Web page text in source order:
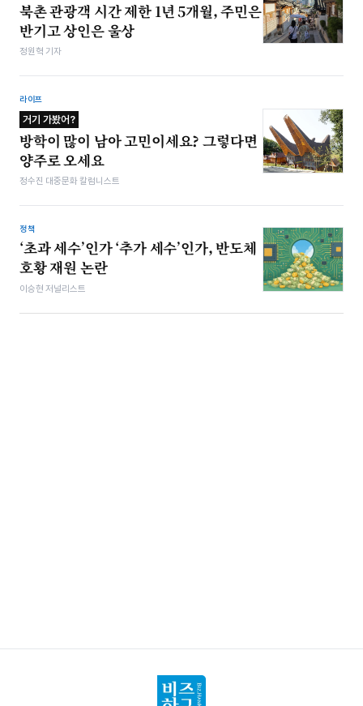
북촌 관광객 시간 제한 1년 5개월, 주민은
반기고 상인은 울상
정원혁 기자
라이프
거기 가봤어?
방학이 많이 남아 고민이세요? 그렇다면
양주로 오세요
정수진 대중문화 칼럼니스트
정책
‘초과 세수’인가 ‘추가 세수’인가, 반도체
호황 재원 논란
이승현 저널리스트